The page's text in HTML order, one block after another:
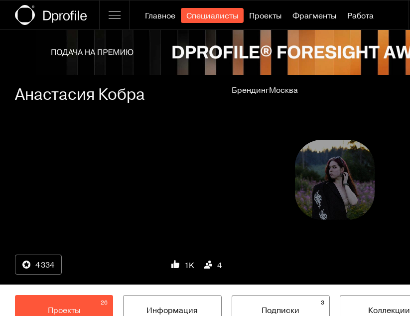
Главное Специалисты Проекты Фрагменты Работа
Анастасия Кобра БрендингМосква
4 334 1K 4
26
Проекты Информация
3
Подписки Коллекции